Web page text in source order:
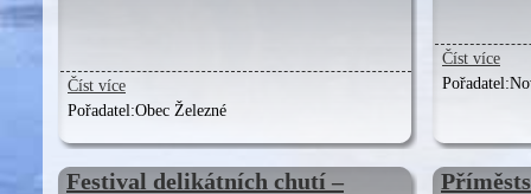
Číst více
Pořadatel:Obec Železné
Číst více
Pořadatel:
Festival delikátních chutí –